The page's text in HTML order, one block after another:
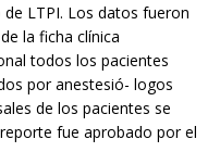
LTPI. Los datos fueron
la ficha clínica
todos los pacientes
por anestesió- logos
de los pacientes se
fue aprobado por el